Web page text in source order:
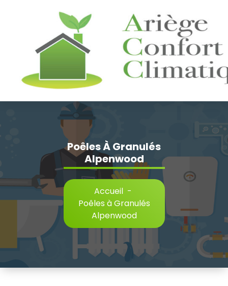
Poêles À Granulés
Alpenwood
Accueil -
Poêles à Granulés
Alpenwood